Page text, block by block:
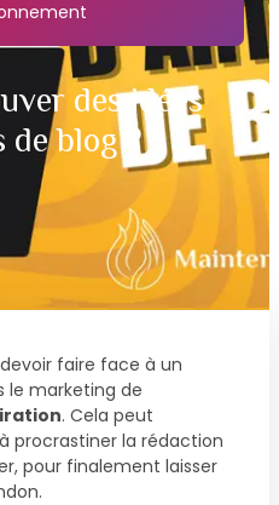
des idées
de blog ?
faire face à un
le marketing de
. Cela peut
procrastiner la rédaction
pour finalement laisser